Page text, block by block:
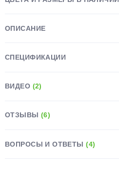
ОПИСАНИЕ
СПЕЦИФИКАЦИИ
ВИДЕО (2)
ОТЗЫВЫ (6)
ВОПРОСЫ И ОТВЕТЫ(4)